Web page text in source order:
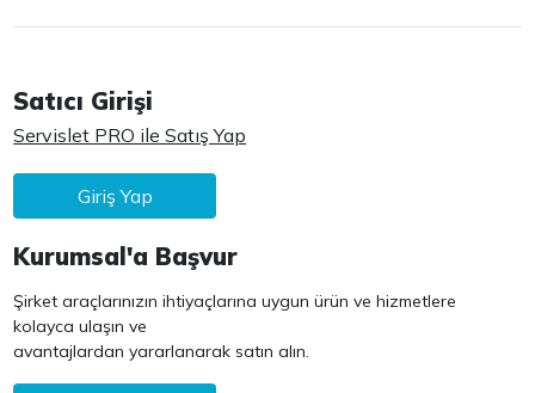
Satıcı Girişi
Servislet PRO ile Satış Yap
Giriş Yap
Kurumsal'a Başvur
Şirket araçlarınızın ihtiyaçlarına uygun ürün ve hizmetlere
kolayca ulaşın ve
avantajlardan yararlanarak satın alın.